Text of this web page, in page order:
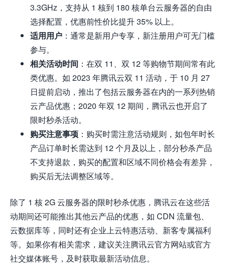
3.3GHz，支持从 1 核到 180 核单台云服务器的自由
选择配置，优惠前性价比提升 35% 以上。
适用用户 ：通常是新用户专享，新注册用户可无门槛
参与。
相关活动时间 ：在双 11、双 12 等购物节期间常有此
类优惠。如 2023 年腾讯云双 11 活动，于 10 月 27
日提前启动，推出了包括云服务器在内的一系列热销
云产品优惠；2020 年双 12 期间，腾讯云也开启了
限时秒杀活动。
购买注意事项 ：购买时需注意活动规则，如包年时长
产品订单时长需达到 12 个月及以上，部分秒杀产品
不支持退款，购买的配置和区域不同价格会有差异，
购买后无法调整区域等。
除了 1 核 2G 云服务器的限时秒杀优惠，腾讯云在这些活
动期间还可能推出其他云产品的优惠，如 CDN 流量包、
云数据库等，同时还有企业上云特惠活动、新客专属福利
等。如果你有相关需求，建议关注腾讯云官方网站或官方
社交媒体账号，及时获取最新活动信息。